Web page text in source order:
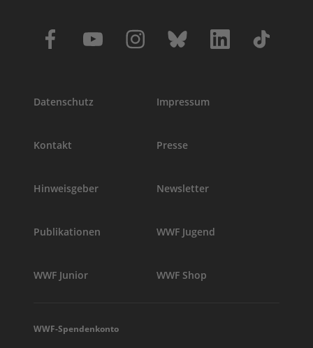
Datenschutz Impressum
Kontakt Presse
Hinweisgeber Newsletter
Publikationen WWF Jugend
WWF Junior WWF Shop
WWF-Spendenkonto